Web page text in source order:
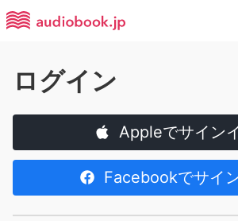
ログイン
Appleでサイン
Facebookでサイ